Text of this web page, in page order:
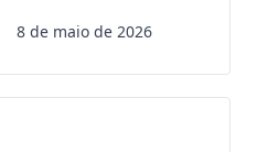
8 de maio de 2026